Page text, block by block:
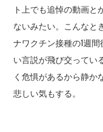
ト上でも追悼の動画
ないみたい。こんなと
ナワクチン接種の1週
い言説が飛び交ってい
く危惧があるから静か
悲しい気もする。